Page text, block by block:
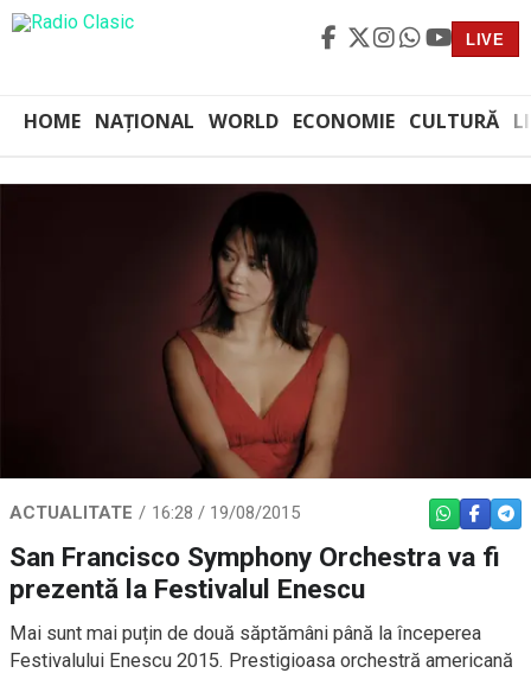
LIVE
HOME NAȚIONAL WORLD ECONOMIE CULTURĂ
ACTUALITATE 16:28 / 19/08/2015 WHATSAPP
San Francisco Symphony Orchestra va fi
prezentă la Festivalul Enescu
Mai sunt mai puțin de două săptămâni până la începerea
Festivalului Enescu 2015. Prestigioasa orchestră americană